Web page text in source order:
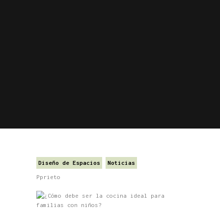
Diseño de Espacios Noticias
Pprieto